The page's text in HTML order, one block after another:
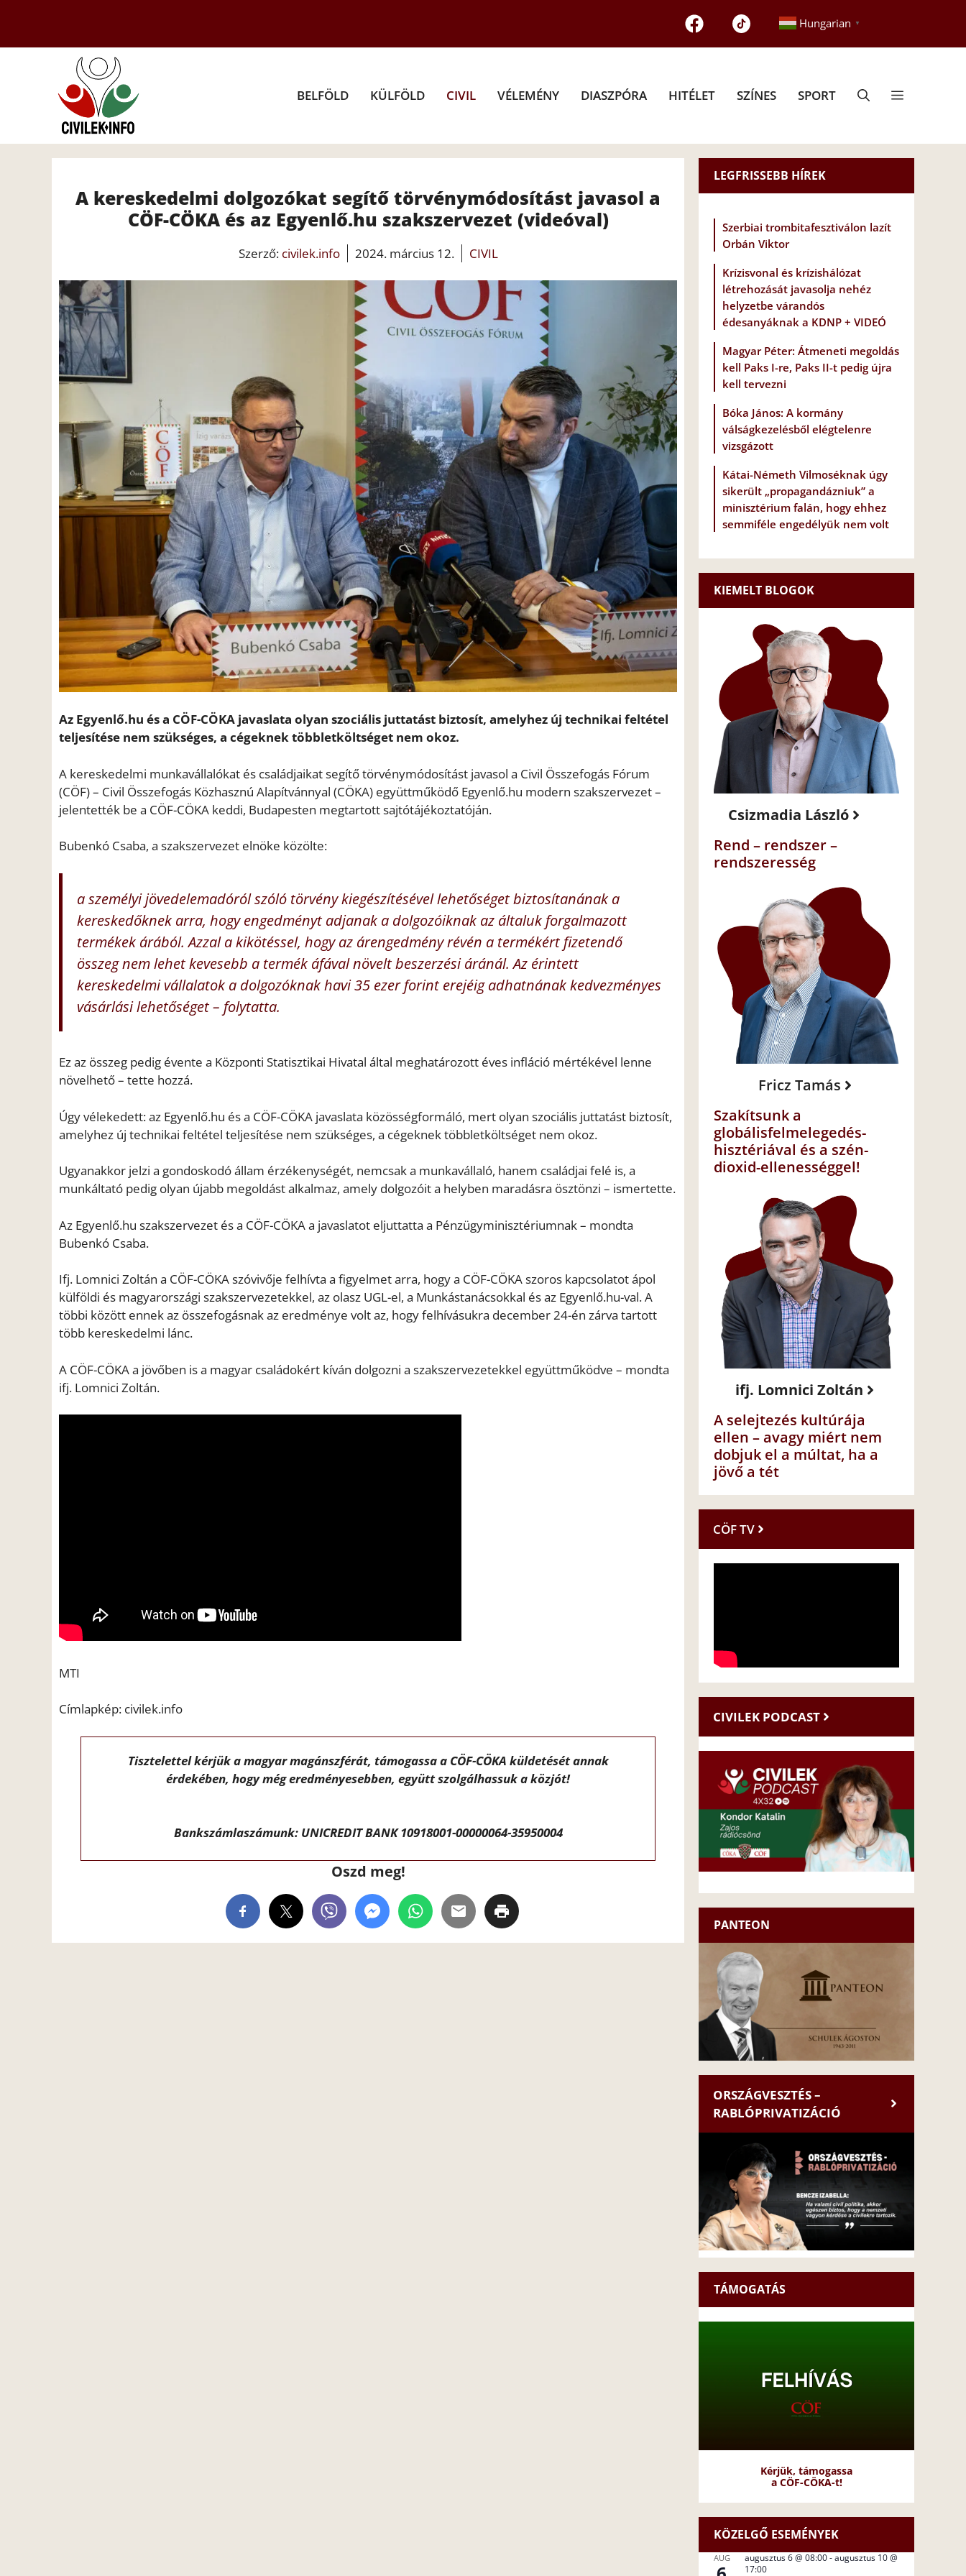
tartalomba
Hungarian ▼
BELFÖLD KÜLFÖLD CIVIL VÉLEMÉNY DIASZPÓRA HITÉLET SZÍNES SPORT
A kereskedelmi dolgozókat segítő törvénymódosítást javasol a
CÖF-CÖKA és az Egyenlő.hu szakszervezet (videóval)
Szerző: civilek.info 2024. március 12. CIVIL
Az Egyenlő.hu és a CÖF-CÖKA javaslata olyan szociális juttatást biztosít, amelyhez új technikai feltétel
teljesítése nem szükséges, a cégeknek többletköltséget nem okoz.
A kereskedelmi munkavállalókat és családjaikat segítő törvénymódosítást javasol a Civil Összefogás Fórum
(CÖF) – Civil Összefogás Közhasznú Alapítvánnyal (CÖKA) együttműködő Egyenlő.hu modern szakszervezet –
jelentették be a CÖF-CÖKA keddi, Budapesten megtartott sajtótájékoztatóján.
Bubenkó Csaba, a szakszervezet elnöke közölte:
a személyi jövedelemadóról szóló törvény kiegészítésével lehetőséget biztosítanának a
kereskedőknek arra, hogy engedményt adjanak a dolgozóiknak az általuk forgalmazott
termékek árából. Azzal a kikötéssel, hogy az árengedmény révén a termékért fizetendő
összeg nem lehet kevesebb a termék áfával növelt beszerzési áránál. Az érintett
kereskedelmi vállalatok a dolgozóknak havi 35 ezer forint erejéig adhatnának kedvezményes
vásárlási lehetőséget – folytatta.
Ez az összeg pedig évente a Központi Statisztikai Hivatal által meghatározott éves infláció mértékével lenne
növelhető – tette hozzá.
Úgy vélekedett: az Egyenlő.hu és a CÖF-CÖKA javaslata közösségformáló, mert olyan szociális juttatást biztosít,
amelyhez új technikai feltétel teljesítése nem szükséges, a cégeknek többletköltséget nem okoz.
Ugyanakkor jelzi a gondoskodó állam érzékenységét, nemcsak a munkavállaló, hanem családjai felé is, a
munkáltató pedig olyan újabb megoldást alkalmaz, amely dolgozóit a helyben maradásra ösztönzi – ismertette.
Az Egyenlő.hu szakszervezet és a CÖF-CÖKA a javaslatot eljuttatta a Pénzügyminisztériumnak – mondta
Bubenkó Csaba.
Ifj. Lomnici Zoltán a CÖF-CÖKA szóvivője felhívta a figyelmet arra, hogy a CÖF-CÖKA szoros kapcsolatot ápol
külföldi és magyarországi szakszervezetekkel, az olasz UGL-el, a Munkástanácsokkal és az Egyenlő.hu-val. A
többi között ennek az összefogásnak az eredménye volt az, hogy felhívásukra december 24-én zárva tartott
több kereskedelmi lánc.
A CÖF-CÖKA a jövőben is a magyar családokért kíván dolgozni a szakszervezetekkel együttműködve – mondta
ifj. Lomnici Zoltán.
MTI
Címlapkép: civilek.info
Tisztelettel kérjük a magyar magánszférát, támogassa a CÖF-CÖKA küldetését annak
érdekében, hogy még eredményesebben, együtt szolgálhassuk a közjót!
Bankszámlaszámunk: UNICREDIT BANK 10918001-00000064-35950004
Oszd meg!
LEGFRISSEBB HÍREK
Szerbiai trombitafesztiválon lazít
Orbán Viktor
Krízisvonal és krízishálózat
létrehozását javasolja nehéz
helyzetbe várandós
édesanyáknak a KDNP + VIDEÓ
Magyar Péter: Átmeneti megoldás
kell Paks I-re, Paks II-t pedig újra
kell tervezni
Bóka János: A kormány
válságkezelésből elégtelenre
vizsgázott
Kátai-Németh Vilmoséknak úgy
sikerült „propagandázniuk” a
minisztérium falán, hogy ehhez
semmiféle engedélyük nem volt
KIEMELT BLOGOK
Csizmadia László
Rend – rendszer –
rendszeresség
Fricz Tamás
Szakítsunk a
globálisfelmelegedés-
hisztériával és a szén-
dioxid-ellenességgel!
ifj. Lomnici Zoltán
A selejtezés kultúrája
ellen – avagy miért nem
dobjuk el a múltat, ha a
jövő a tét
CÖF TV
CIVILEK PODCAST
PANTEON
ORSZÁGVESZTÉS –
RABLÓPRIVATIZÁCIÓ
TÁMOGATÁS
Kérjük, támogassa
a CÖF-CÖKA-t!
KÖZELGŐ ESEMÉNYEK
AUG augusztus 6 @ 08:00-augusztus 10 @
17:00